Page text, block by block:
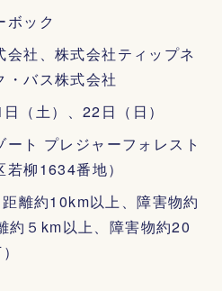
ボック
社、株式会社ティップネ
・バス株式会社
（土）、22日（日）
ト プレジャーフォレスト
若柳1634番地）
離約10km以上、障害物約
５km以上、障害物約20